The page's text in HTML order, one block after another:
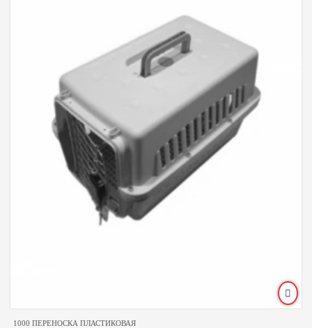
1000 ПЕРЕНОСКА ПЛАСТИКОВАЯ